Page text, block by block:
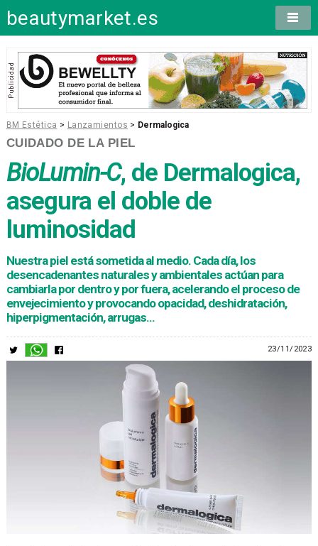
beautymarket.es
BM Estética > Lanzamientos > Dermalogica
CUIDADO DE LA PIEL
BioLumin-C, de Dermalogica,
asegura el doble de
luminosidad
Nuestra piel está sometida al medio. Cada día, los
desencadenantes naturales y ambientales actúan para
cambiarla por dentro y por fuera, acelerando el proceso de
envejecimiento y provocando opacidad, deshidratación,
hiperpigmentación, arrugas...
23/11/2023